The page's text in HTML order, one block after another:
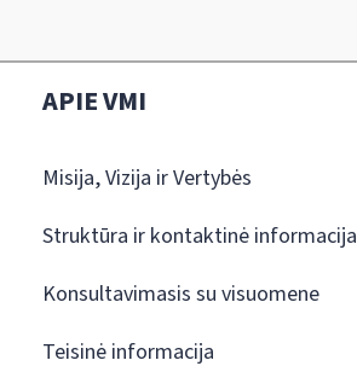
APIE VMI
Misija, Vizija ir Vertybės
Struktūra ir kontaktinė informacija
Konsultavimasis su visuomene
Teisinė informacija